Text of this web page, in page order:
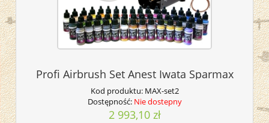
Profi Airbrush Set Anest Iwata Sparmax
Kod produktu: MAX-set2
Dostępność: Nie dostepny
2 993,10 zł